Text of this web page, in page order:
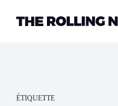
contenu
ÉTIQUETTE